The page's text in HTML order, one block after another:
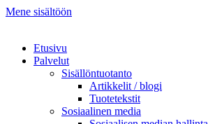
Mene sisältöön
Etusivu
Palvelut
Sisällöntuotanto
Artikkelit / blogi
Tuotetekstit
Sosiaalinen media